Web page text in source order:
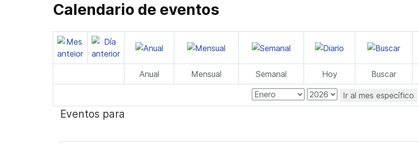
Calendario de eventos
Anual Mensual Semanal Hoy Buscar
Ir al mes específico
Eventos para